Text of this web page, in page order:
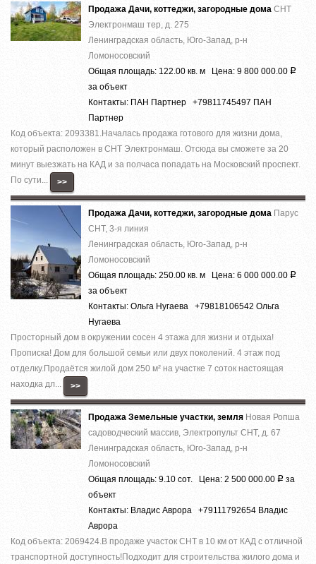
Продажа Дачи, коттеджи, загородные дома СНТ
Электронмаш тер, д. 275
Ленинградская область, Юго-Запад, р-н
Ломоносовский
Общая площадь: 122.00 кв. м Цена: 9 800 000.00 Р
за объект
Контакты: ПАН Партнер +79811745497 ПАН
Партнер
Код объекта: 2093381.Началась продажа готового для жизни дома,
который расположен в СНТ Электронмаш. Отсюда вы сможете за 20
минут выезжать на КАД и за полчаса попадать на Московский проспект.
По сути...
>>
Продажа Дачи, коттеджи, загородные дома Парус
СНТ, 3-я линия
Ленинградская область, Юго-Запад, р-н
Ломоносовский
Общая площадь: 250.00 кв. м Цена: 6 000 000.00 Р
за объект
Контакты: Ольга Нугаева +79818106542 Ольга
Нугаева
Просторный дом в окружении сосен 4 этажа для жизни и отдыха!
Прописка! Дом для большой семьи или двух поколений. 4 этаж под
отделку.Продаётся жилой дом 250 м² на участке 7 соток настоящая
находка дл...
>>
Продажа Земельные участки, земля Новая Ропша
садоводческий массив, Электропульт СНТ, д. 67
Ленинградская область, Юго-Запад, р-н
Ломоносовский
Общая площадь: 9.10 сот. Цена: 2 500 000.00 Р за
объект
Контакты: Владис Аврора +79111792654 Владис
Аврора
Код объекта: 2069424.В продаже участок СНТ в 10 км от КАД с отличной
транспортной доступность!Подходит для строительства жилого дома и